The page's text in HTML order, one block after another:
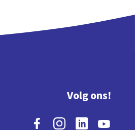
Volg ons!